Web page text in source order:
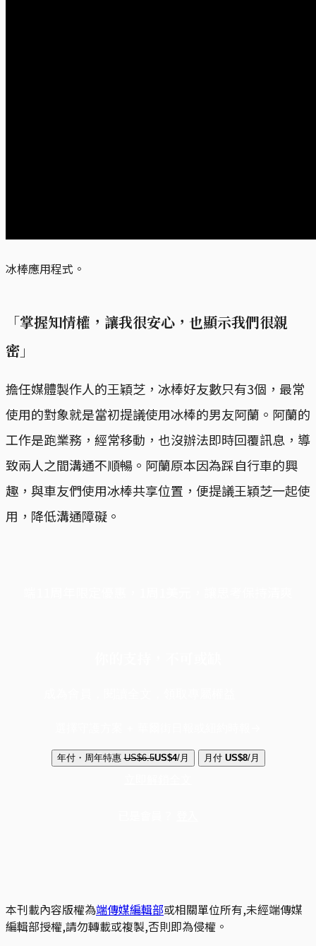
冰棒應用程式。
「掌握知情權，讓我很安心，也顯示我們很親
密」
擔任媒體製作人的王穎芝，冰棒好友數只有3個，最常
使用的對象就是當初提議使用冰棒的男友阿蘭。阿蘭的
工作是跑業務，經常移動，也沒辦法即時回覆訊息，導
致兩人之間溝通不順暢。阿蘭原本因為踩自行車的興
趣，與車友們使用冰棒共享位置，便提議王穎芝一起使
用，降低溝通障礙。
年付・周年特惠 US$6.5US$4/月 月付 US$8/月
本刊載內容版權為端傳媒編輯部或相關單位所有,未經端傳媒
編輯部授權,請勿轉載或複製,否則即為侵權。